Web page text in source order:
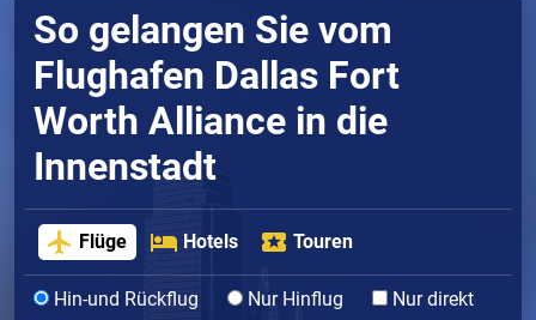
So gelangen Sie vom
Flughafen Dallas Fort
Worth Alliance in die
Innenstadt
Flüge Hotels Touren
Hin-und Rückflug Nur Hinflug
Nur direkt